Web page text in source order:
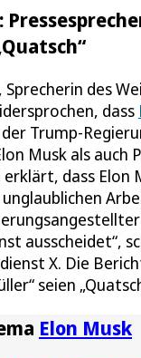
des
dass
Trump-
Musk als auch
dass Elon
ausscheidet“,
X. Die
seien
Elon Musk